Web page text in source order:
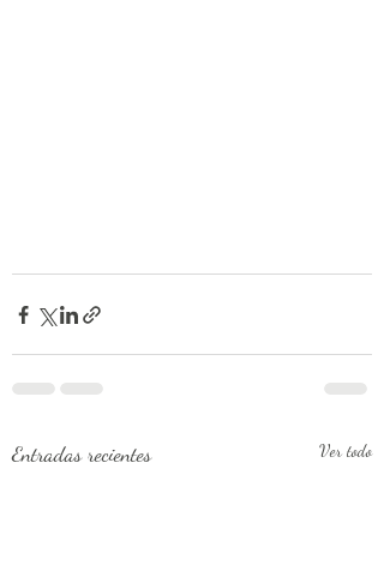
Entradas recientes Ver todo